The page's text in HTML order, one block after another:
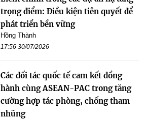
trọng điểm: Điều kiện tiên quyết để
phát triển bền vững
Hồng Thành
17:56 30/07/2026
Các đối tác quốc tế cam kết đồng
hành cùng ASEAN-PAC trong tăng
cường hợp tác phòng, chống tham
nhũng